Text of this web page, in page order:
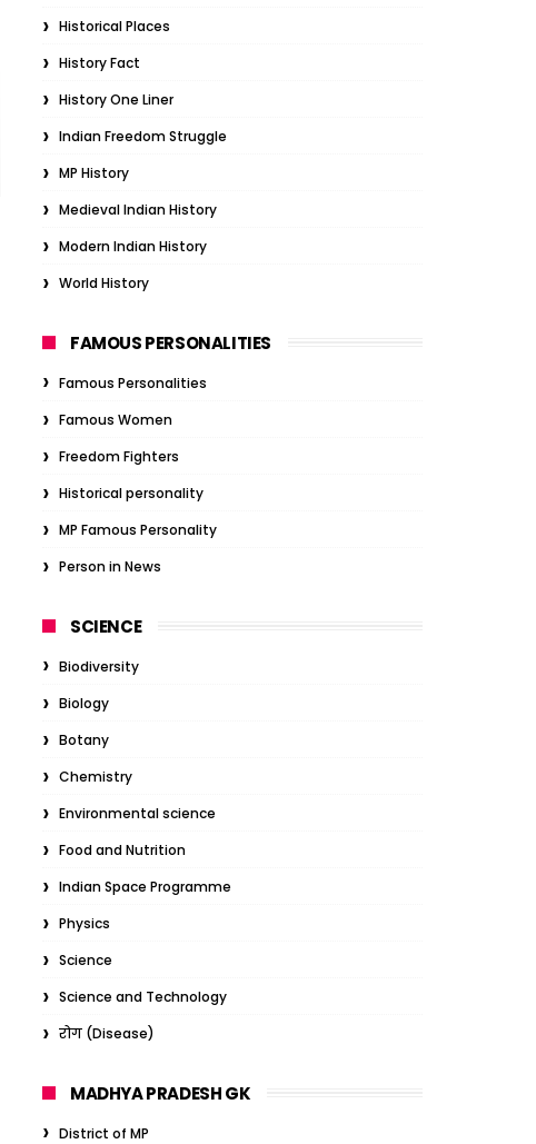
Historical Places
History Fact
History One Liner
Indian Freedom Struggle
MP History
Medieval Indian History
Modern Indian History
World History
FAMOUS PERSONALITIES
Famous Personalities
Famous Women
Freedom Fighters
Historical personality
MP Famous Personality
Person in News
SCIENCE
Biodiversity
Biology
Botany
Chemistry
Environmental science
Food and Nutrition
Indian Space Programme
Physics
Science
Science and Technology
रोग (Disease)
MADHYA PRADESH GK
District of MP